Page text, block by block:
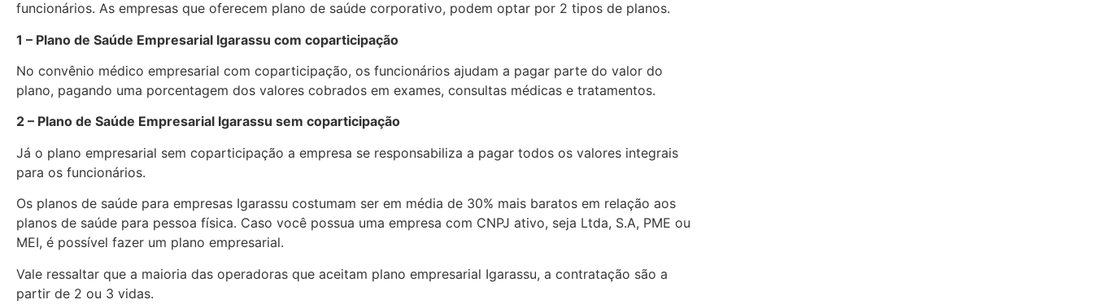
funcionários. As empresas que oferecem plano de saúde corporativo, podem optar por 2 tipos de planos.
1 – Plano de Saúde Empresarial Igarassu com coparticipação
No convênio médico empresarial com coparticipação, os funcionários ajudam a pagar parte do valor do
plano, pagando uma porcentagem dos valores cobrados em exames, consultas médicas e tratamentos.
2 – Plano de Saúde Empresarial Igarassu sem coparticipação
Já o plano empresarial sem coparticipação a empresa se responsabiliza a pagar todos os valores integrais
para os funcionários.
Os planos de saúde para empresas Igarassu costumam ser em média de 30% mais baratos em relação aos
planos de saúde para pessoa física. Caso você possua uma empresa com CNPJ ativo, seja Ltda, S.A, PME ou
MEI, é possível fazer um plano empresarial.
Vale ressaltar que a maioria das operadoras que aceitam plano empresarial Igarassu, a contratação são a
partir de 2 ou 3 vidas.